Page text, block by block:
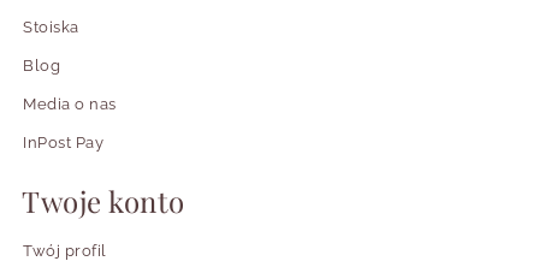
Stoiska
Blog
Media o nas
InPost Pay
Twoje konto
Twój profil